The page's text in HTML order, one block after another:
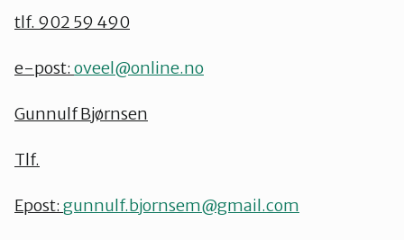
tlf. 902 59 490
e-post: oveel@online.no
Gunnulf Bjørnsen
Tlf.
Epost: gunnulf.bjornsem@gmail.com